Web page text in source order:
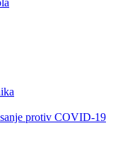
protiv COVID-19